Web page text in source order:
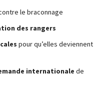
le braconnage
des rangers
pour qu’elles deviennent
internationale de